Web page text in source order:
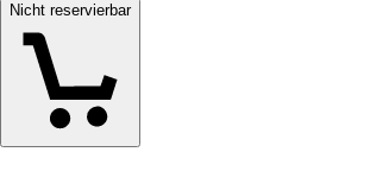
Nicht reservierbar